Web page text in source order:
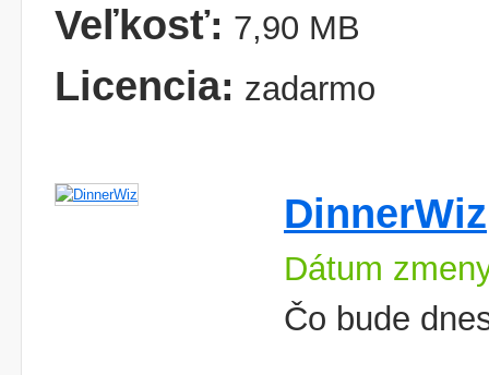
Veľkosť: 7,90 MB
Licencia: zadarmo
DinnerWiz
Dátum
Čo bude